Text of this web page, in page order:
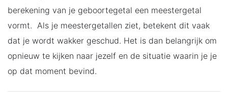
berekening van je geboortegetal een meestergetal
vormt. Als je meestergetallen ziet, betekent dit vaak
dat je wordt wakker geschud. Het is dan belangrijk om
opnieuw te kijken naar jezelf en de situatie waarin je je
op dat moment bevind.